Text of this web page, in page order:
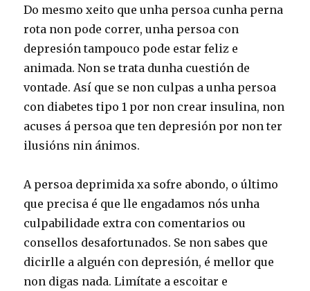
Do mesmo xeito que unha persoa cunha perna
rota non pode correr, unha persoa con
depresión tampouco pode estar feliz e
animada. Non se trata dunha cuestión de
vontade. Así que se non culpas a unha persoa
con diabetes tipo 1 por non crear insulina, non
acuses á persoa que ten depresión por non ter
ilusións nin ánimos.
A persoa deprimida xa sofre abondo, o último
que precisa é que lle engadamos nós unha
culpabilidade extra con comentarios ou
consellos desafortunados. Se non sabes que
dicirlle a alguén con depresión, é mellor que
non digas nada. Limítate a escoitar e